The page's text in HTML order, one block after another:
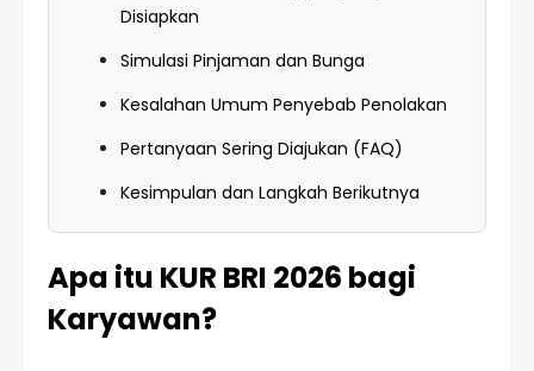
Disiapkan
Simulasi Pinjaman dan Bunga
Kesalahan Umum Penyebab Penolakan
Pertanyaan Sering Diajukan (FAQ)
Kesimpulan dan Langkah Berikutnya
Apa itu KUR BRI 2026 bagi
Karyawan?